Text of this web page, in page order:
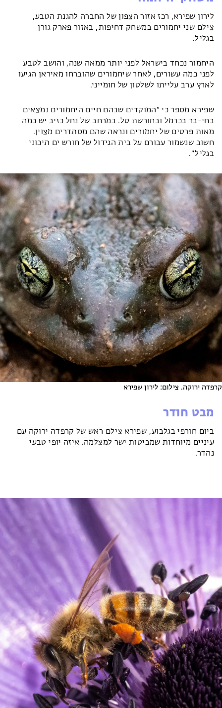
לירון שפירא, רכז אזור הצפון של החברה להגנת הטבע,
צילם שני יחמורים במשחק דחיפות, באזור פארק גורן
בגליל.
היחמור נכחד בישראל לפני יותר ממאה שנה, והושב לטבע
לפני כמה עשורים, לאחר שיחמורים שהוברחו מאיראן הגיעו
לארץ ערב עלייתו לשלטון של חומייני.
שפירא מספר כי ״המוקדים שבהם חיים היחמורים נמצאים
בחי-בר בכרמל ובחורשת טל. במרחב של נחל כזיב יש כמה
מאות פרטים של יחמורים ונראה שהם מסתדרים מצוין.
חשוב שנשמור עבורם על בית הגידול של חורש ים תיכוני
בגליל״.
קרפדה ירוקה. צילום: לירון שפירא
מבט חודר
ביום חורפי בגלבוע, שפירא צילם ראש של קרפדה ירוקה עם
עיניים מיוחדות שמביטות ישר למצלמה. איזה יופי טבעי
נהדר.